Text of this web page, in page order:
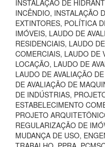
INSTALAÇÃO DE
INCÊNDIO, INSTALAÇÃO
EXTINTORES, POLÍTICA
IMÓVEIS, LAUDO DE
RESIDENCIAIS, LAUDO
COMERCIAIS, LAUDO DE
LOCAÇÃO, LAUDO DE
LAUDO DE AVALIAÇÃO
DE AVALIAÇÃO DE
DE INDÚSTRIAS,
ESTABELECIMENTO
PROJETO
REGULARIZAÇÃO DE
MUDANÇA DE USO,